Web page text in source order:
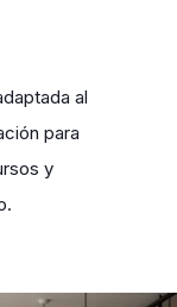
al
para
y